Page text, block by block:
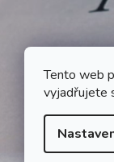
Tento web
vyjadřujete